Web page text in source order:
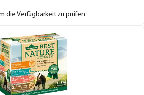
die Verfügbarkeit zu prüfen